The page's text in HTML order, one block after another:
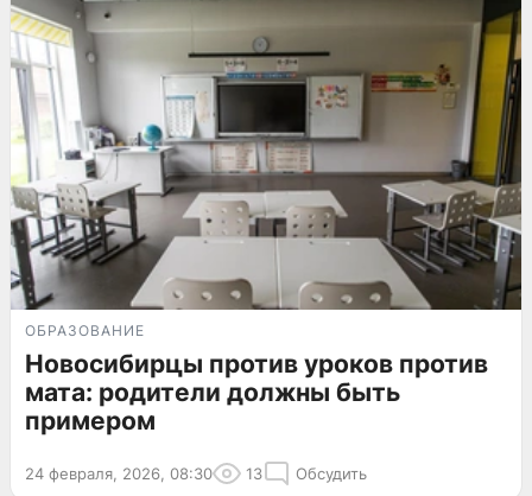
ОБРАЗОВАНИЕ
Новосибирцы против уроков против
мата: родители должны быть
примером
24 февраля, 2026, 08:30 13 Обсудить